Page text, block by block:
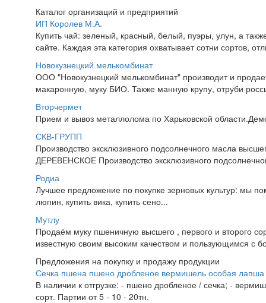
Каталог организаций и предприятий
ИП Королев М.А.
Купить чай: зеленый, красный, белый, пуэры, улун, а
сайте. Каждая эта категория охватывает сотни сортов,
Новокузнецкий мелькомбинат
ООО "Новокузнецкий мелькомбинат" производит и
макаронную, муку БИО. Также манную крупу, отруби
Вторчермет
Прием и вывоз металлолома по Харьковской
СКВ-ГРУПП
Производство эксклюзивного подсолнечного масла
ДЕРЕВЕНСКОЕ Производство эксклюзивного
Родиа
Лучшее предложение по покупке зерновых культур: мы
люпин, купить вика, купить сено...
Мутлу
Продаём муку пшеничную высшего , первого и второго
известную своим высоким качеством и пользующимся с
Предложения на покупку и продажу продукции
Сечка пшена пшено дробленое вермишель особая лапша
В наличии к отгрузке: - пшено дробленое / сечка; -
сорт. Партии от 5 - 10 - 20тн.